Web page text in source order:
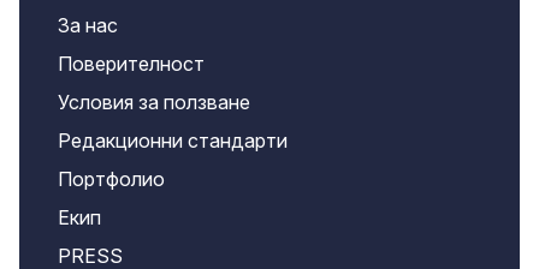
За нас
Поверителност
Условия за ползване
Редакционни стандарти
Портфолио
Екип
PRESS